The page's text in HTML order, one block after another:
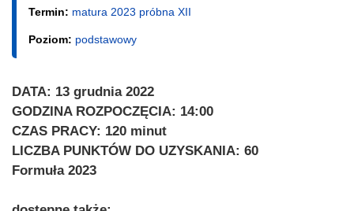
Termin: matura 2023 próbna XII
Poziom: podstawowy
DATA: 13 grudnia 2022
GODZINA ROZPOCZĘCIA: 14:00
CZAS PRACY: 120 minut
LICZBA PUNKTÓW DO UZYSKANIA: 60
Formuła 2023